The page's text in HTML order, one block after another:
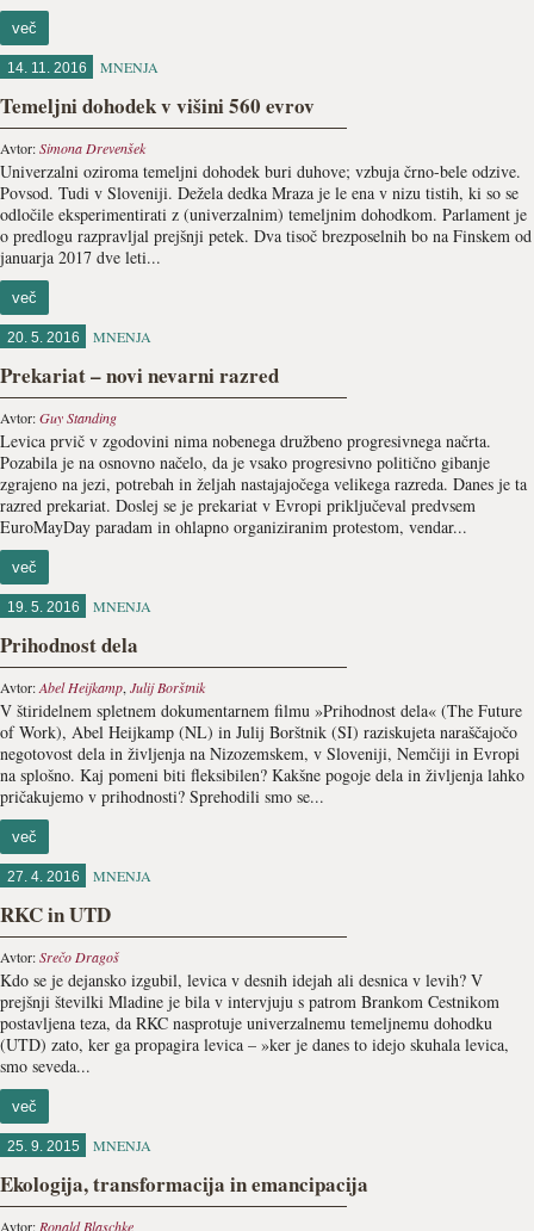
več
14. 11. 2016 MNENJA
Temeljni dohodek v višini 560 evrov
Avtor:Simona Drevenšek
Univerzalni oziroma temeljni dohodek buri duhove; vzbuja črno-bele odzive.
Povsod. Tudi v Sloveniji. Dežela dedka Mraza je le ena v nizu tistih, ki so se
odločile eksperimentirati z (univerzalnim) temeljnim dohodkom. Parlament je
o predlogu razpravljal prejšnji petek. Dva tisoč brezposelnih bo na Finskem od
januarja 2017 dve leti...
več
20. 5. 2016 MNENJA
Prekariat – novi nevarni razred
Avtor:Guy Standing
Levica prvič v zgodovini nima nobenega družbeno progresivnega načrta.
Pozabila je na osnovno načelo, da je vsako progresivno politično gibanje
zgrajeno na jezi, potrebah in željah nastajajočega velikega razreda. Danes je ta
razred prekariat. Doslej se je prekariat v Evropi priključeval predvsem
EuroMayDay paradam in ohlapno organiziranim protestom, vendar...
več
19. 5. 2016 MNENJA
Prihodnost dela
Avtor:Abel Heijkamp, Julij Borštnik
V štiridelnem spletnem dokumentarnem filmu »Prihodnost dela« (The Future
of Work), Abel Heijkamp (NL) in Julij Borštnik (SI) raziskujeta naraščajočo
negotovost dela in življenja na Nizozemskem, v Sloveniji, Nemčiji in Evropi
na splošno. Kaj pomeni biti fleksibilen? Kakšne pogoje dela in življenja lahko
pričakujemo v prihodnosti? Sprehodili smo se...
več
27. 4. 2016 MNENJA
RKC in UTD
Avtor:Srečo Dragoš
Kdo se je dejansko izgubil, levica v desnih idejah ali desnica v levih? V
prejšnji številki Mladine je bila v intervjuju s patrom Brankom Cestnikom
postavljena teza, da RKC nasprotuje univerzalnemu temeljnemu dohodku
(UTD) zato, ker ga propagira levica – »ker je danes to idejo skuhala levica,
smo seveda...
več
25. 9. 2015 MNENJA
Ekologija, transformacija in emancipacija
Avtor: Ronald Blaschke